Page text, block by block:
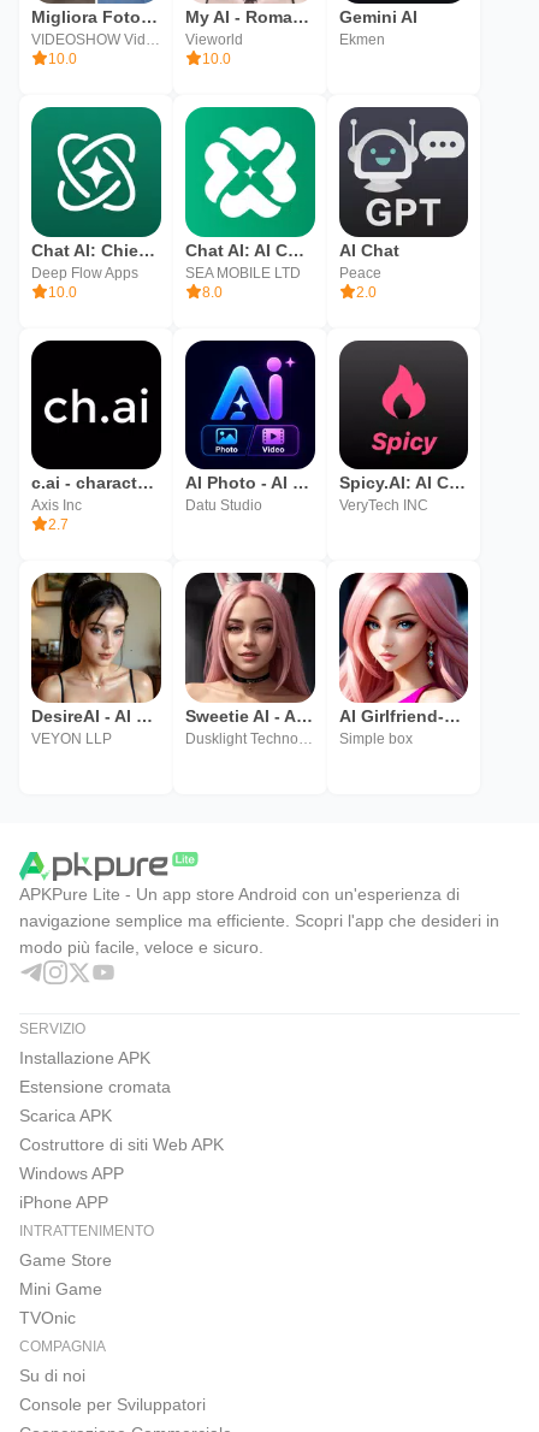
Migliora Foto AI, AI Enhancer
VIDEOSHOW Video Editor & Maker & AI Chat Generator
10.0
My AI - Romantic AI & Sex AI
Vieworld
10.0
Gemini AI
Ekmen
Chat AI: Chiedi all'Agente
Deep Flow Apps
10.0
Chat AI: AI Chat Bot Assistant
SEA MOBILE LTD
8.0
AI Chat
Peace
2.0
c.ai - character ai
Axis Inc
2.7
AI Photo - AI Video
Datu Studio
Spicy.AI: AI Compagno
VeryTech INC
DesireAI - AI Friend
VEYON LLP
Sweetie AI - AI Girlfriend
Dusklight Technologies Ltd.
AI Girlfriend-AI Girls
Simple box
APKPure Lite - Un app store Android con un'esperienza di
navigazione semplice ma efficiente. Scopri l'app che desideri in
modo più facile, veloce e sicuro.
SERVIZIO
Installazione APK
Estensione cromata
Scarica APK
Costruttore di siti Web APK
Windows APP
iPhone APP
INTRATTENIMENTO
Game Store
Mini Game
TVOnic
COMPAGNIA
Su di noi
Console per Sviluppatori